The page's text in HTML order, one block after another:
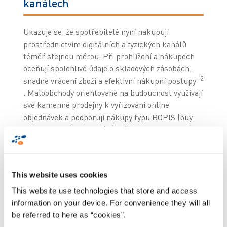
This website uses cookies
This website use technologies that store and access
information on your device. For convenience they will all
be referred to here as “cookies”.
kanálech
Ukazuje se, že spotřebitelé nyní nakupují
prostřednictvím digitálních a fyzických kanálů
téměř stejnou měrou. Při prohlížení a nákupech
oceňují spolehlivé údaje o skladových zásobách,
snadné vrácení zboží a efektivní nákupní postupy 2
. Maloobchody orientované na budoucnost využívají
své kamenné prodejny k vyřizování online
objednávek a podporují nákupy typu BOPIS (buy
online, pickup in-store). Úspěch v omnichannel
prostředí proto vyžaduje bezchybné
přehledem v reálném čase eliminuje nedostatek
zásob, maximalizuje marže, dostupnost na pultech
a zvyšuje spokojenost zákazníků. Maloobchody
mohou rychle doplňovat zásoby nebo je